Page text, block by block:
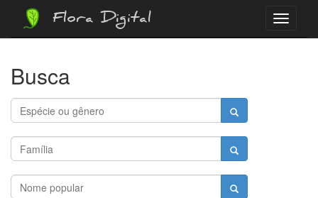
Menu
Flora Digital
Busca